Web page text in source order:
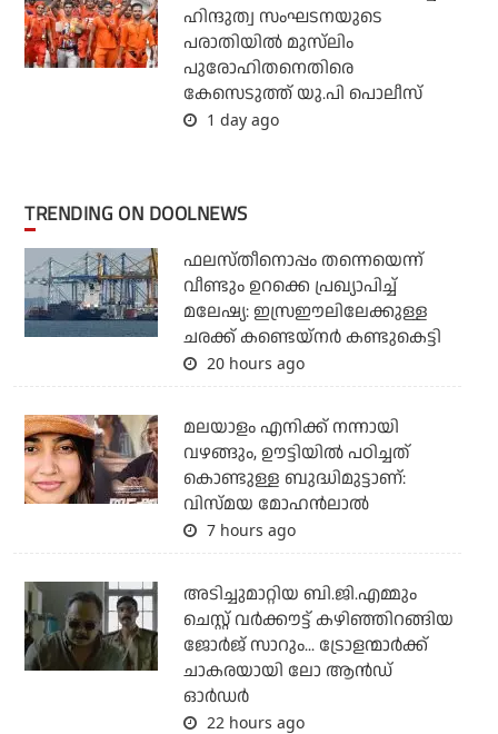
ഹിന്ദുത്വ സംഘടനയുടെ
പരാതിയില്‍ മുസ്‌ലിം
പുരോഹിതനെതിരെ
കേസെടുത്ത് യു.പി പൊലീസ്
1 day ago
TRENDING ON DOOLNEWS
ഫലസ്തീനൊപ്പം തന്നെയെന്ന്
വീണ്ടും ഉറക്കെ പ്രഖ്യാപിച്ച്
മലേഷ്യ: ഇസ്രഈലിലേക്കുള്ള
ചരക്ക് കണ്ടെയ്‌നര്‍ കണ്ടുകെട്ടി
20 hours ago
മലയാളം എനിക്ക് നന്നായി
വഴങ്ങും, ഊട്ടിയില്‍ പഠിച്ചത്
കൊണ്ടുള്ള ബുദ്ധിമുട്ടാണ്:
വിസ്മയ മോഹന്‍ലാല്‍
7 hours ago
അടിച്ചുമാറ്റിയ ബി.ജി.എമ്മും
ചെസ്റ്റ് വര്‍ക്കൗട്ട് കഴിഞ്ഞിറങ്ങിയ
ജോര്‍ജ് സാറും... ട്രോളന്മാര്‍ക്ക്
ചാകരയായി ലോ ആന്‍ഡ്
ഓര്‍ഡര്‍
22 hours ago